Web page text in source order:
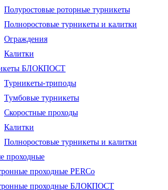
Полуростовые роторные турникеты
Полноростовые турникеты и калитки
Ограждения
Калитки
БЛОКПОСТ
Турникеты-триподы
Тумбовые турникеты
Скоростные проходы
Калитки
Полноростовые турникеты и калитки
проходные
проходные PERCo
проходные БЛОКПОСТ